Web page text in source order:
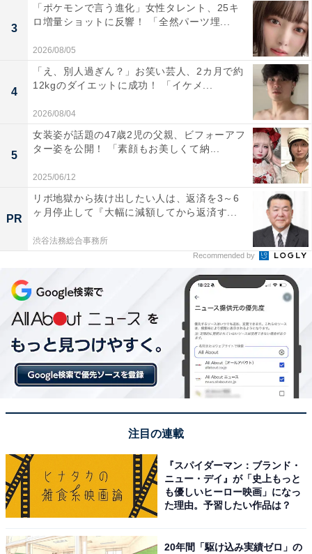
3
「ポケモンで言う進化」女性タレント、25キ
ロ増量ショットに反響！ 「全然パーツ埋...
2026/08/05
4
「え、別人過ぎん？」お笑い芸人、2カ月で約
12kgのダイエットに成功！ 「イケメ...
2026/08/04
5
女装姿が話題の47歳2児の父親、ビフォーアフ
ター姿を公開！ 「素顔もお美しくて納...
2025/06/12
PR
リボ地獄から抜け出したい人は、返済を3～6
ヶ月停止して『大幅に減額してから返済す...
渋谷法務総合事務所
Recommended by
注目の連載
『スパイダーマン：ブランド・
ニュー・デイ』が「史上もっと
も優しいヒーロー映画」になっ
た理由。予習したい作品は？
20年間「駆け込み実績ゼロ」の